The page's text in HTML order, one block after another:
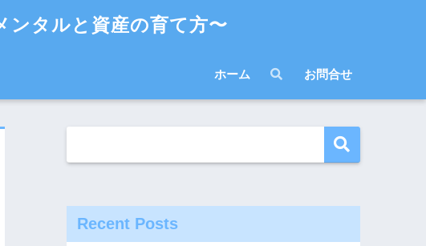
ンタルと資産の育て方〜
ホーム お問合せ
Recent Posts